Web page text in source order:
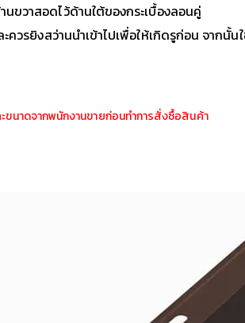
ขวาสอดไว้ด้านใต้ของกระเบื้องลอนคู่
ควรยิงสว่านนำเข้าไปเพื่อให้เกิดรูก่อน จา
ขนาดจากพนักงานขายก่อนทำการสั่งซื้อสินค้า